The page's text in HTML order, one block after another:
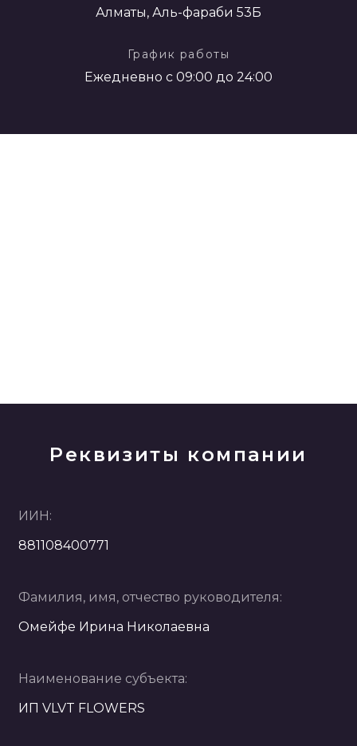
Алматы, Аль-фараби 53Б
График работы
Ежедневно с 09:00 до 24:00
Реквизиты компании
ИИН:
881108400771
Фамилия, имя, отчество руководителя:
Омейфе Ирина Николаевна
Наименование субъекта:
ИП VLVT FLOWERS